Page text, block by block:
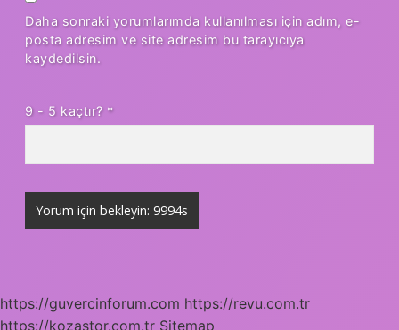
Daha sonraki yorumlarımda kullanılması için adım, e-
posta adresim ve site adresim bu tarayıcıya
kaydedilsin.
9 - 5 kaçtır? *
https://guvercinforum.com https://revu.com.tr
https://kozastor.com.tr Sitemap